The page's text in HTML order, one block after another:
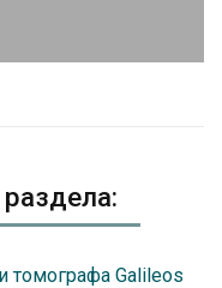
томографа Galileos